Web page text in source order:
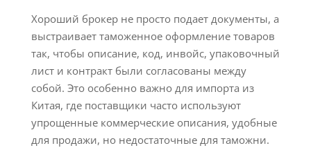
Хороший брокер не просто подает документы, а
выстраивает таможенное оформление товаров
так, чтобы описание, код, инвойс, упаковочный
лист и контракт были согласованы между
собой. Это особенно важно для импорта из
Китая, где поставщики часто используют
упрощенные коммерческие описания, удобные
для продажи, но недостаточные для таможни.